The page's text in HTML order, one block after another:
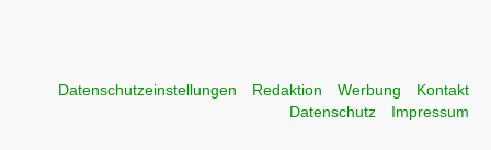
Datenschutzeinstellungen Redaktion Werbung
Kontakt
Datenschutz
Impressum